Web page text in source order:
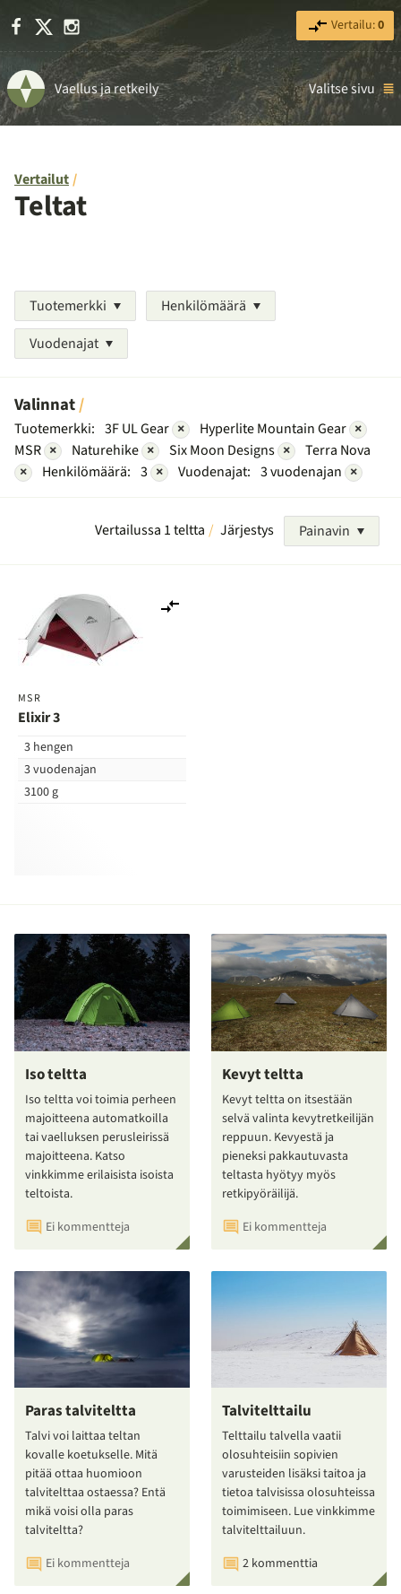
Facebook Instagram Vertailu:0
Vaellus ja retkeily Valitse sivu
Vertailut
Teltat
Tuotemerkki
Henkilömäärä
Vuodenajat
Valinnat
Tuotemerkki: 3F UL Gear × Hyperlite Mountain Gear ×
MSR × Naturehike × Six Moon Designs ×
Terra Nova
×
Henkilömäärä: 3 × Vuodenajat: 3 vuodenajan ×
Vertailussa 1 teltta Järjestys Painavin
MSR
Elixir 3
3 hengen
3 vuodenajan
3100 g
Iso teltta
Iso teltta voi toimia perheen
majoitteena automatkoilla
tai vaelluksen perusleirissä
majoitteena. Katso
vinkkimme erilaisista isoista
teltoista.
Ei kommentteja
Kevyt teltta
Kevyt teltta on itsestään
selvä valinta kevytretkeilijän
reppuun. Kevyestä ja
pieneksi pakkautuvasta
teltasta hyötyy myös
retkipyöräilijä.
Ei kommentteja
Paras talviteltta
Talvi voi laittaa teltan
kovalle koetukselle. Mitä
pitää ottaa huomioon
talvitelttaa ostaessa? Entä
mikä voisi olla paras
talviteltta?
Ei kommentteja
Talvitelttailu
Telttailu talvella vaatii
olosuhteisiin sopivien
varusteiden lisäksi taitoa ja
tietoa talvisissa olosuhteissa
toimimiseen. Lue vinkkimme
talvitelttailuun.
2 kommenttia